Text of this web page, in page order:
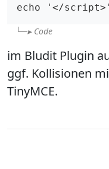
echo '</
Code
im Bludit Plugin
ggf. Kollisionen
TinyMCE.